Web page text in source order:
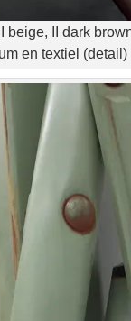
II dark
en textiel (detail)